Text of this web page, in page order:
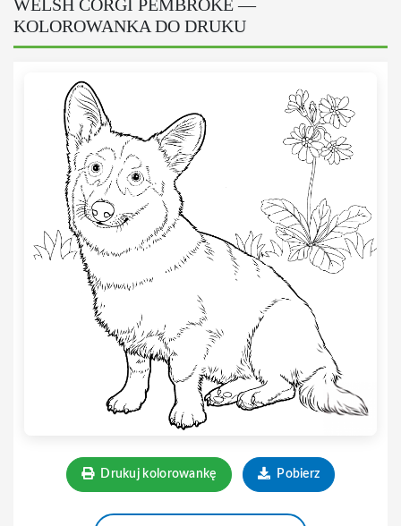
WELSH CORGI PEMBROKE —
KOLOROWANKA DO DRUKU
Drukuj kolorowankę Pobierz